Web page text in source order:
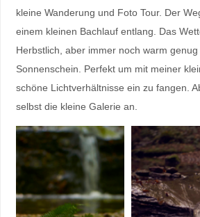
kleine Wanderung und Foto Tour. Der
einem kleinen Bachlauf entlang. Das
Herbstlich, aber immer noch warm
Sonnenschein. Perfekt um mit meiner
schöne Lichtverhältnisse ein zu fangen.
selbst die kleine Galerie an.